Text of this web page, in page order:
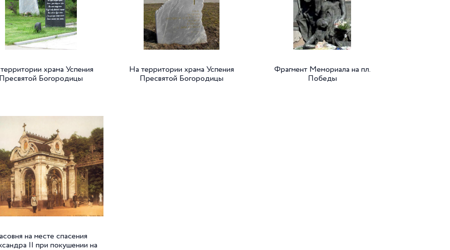
храма Успения
Богородицы
На территории храма Успения
Пресвятой Богородицы
Фрагмент Мемориала на пл.
Победы
на месте спасения
II при покушении на